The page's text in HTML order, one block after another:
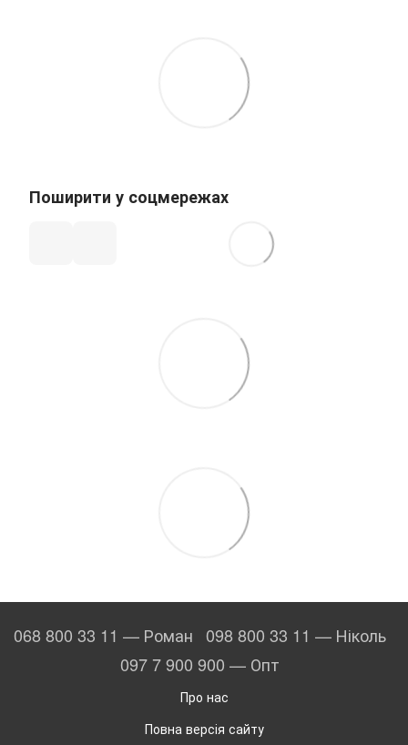
Поширити у соцмережах
068 800 33 11 — Роман 098 800 33 11 — Ніколь
097 7 900 900 — Опт
Про нас
Повна версія сайту